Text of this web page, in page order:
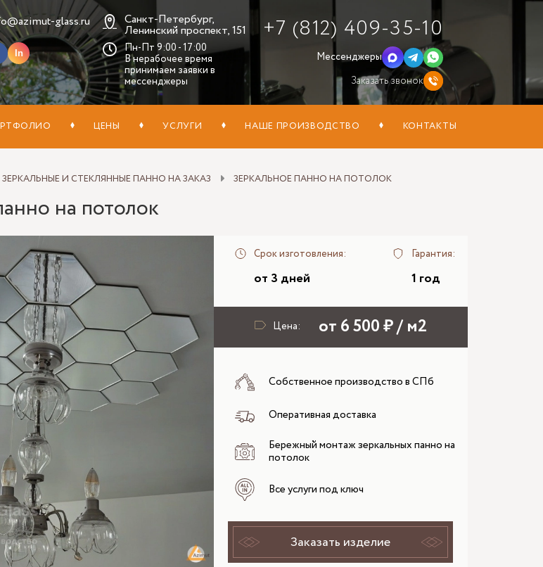
glass.ru
In
Санкт-Петербург,
Ленинский проспект, 151
Пн-Пт 9:00 - 17:00
В нерабочее время
принимаем заявки в
мессенджеры
+7 (812) 409-35-10
Мессенджеры
Заказать звонок
ЦЕНЫ УСЛУГИ НАШЕ ПРОИЗВОДСТВО КОНТАКТЫ
ЗЕРКАЛЬНЫЕ И СТЕКЛЯННЫЕ ПАННО НА ЗАКАЗ ЗЕРКАЛЬНОЕ ПАННО НА ПОТОЛОК
на потолок
Срок изготовления:
от 3 дней
Гарантия:
1 год
Цена: от 6 500 ₽ / м2
Собственное производство в СПб
Оперативная доставка
Бережный монтаж зеркальных панно на
потолок
Все услуги под ключ
Заказать изделие